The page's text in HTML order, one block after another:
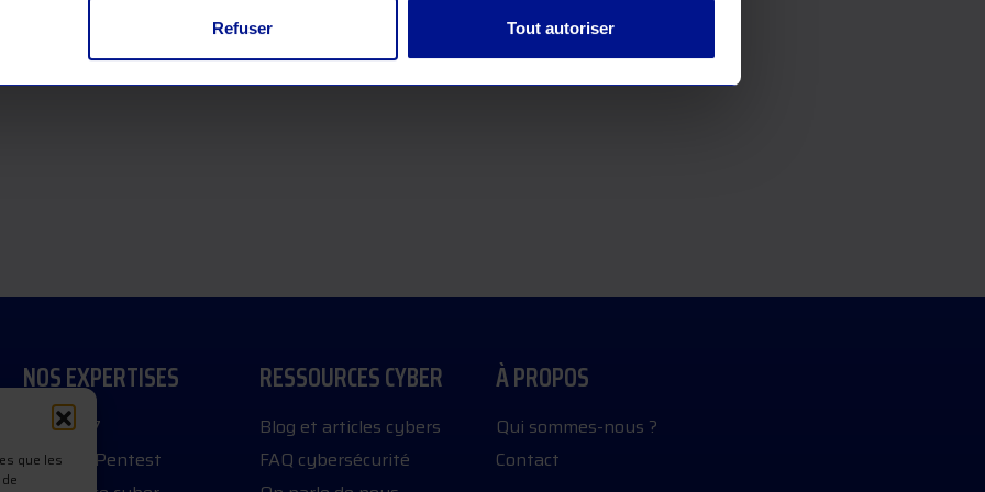
Refuser Tout autoriser
que les
NOS EXPERTISES
SOC 24/7
Audit et Pentest
RESSOURCES CYBER
Blog et articles cybers
FAQ cybersécurité
À PROPOS
Qui sommes-nous ?
Contact